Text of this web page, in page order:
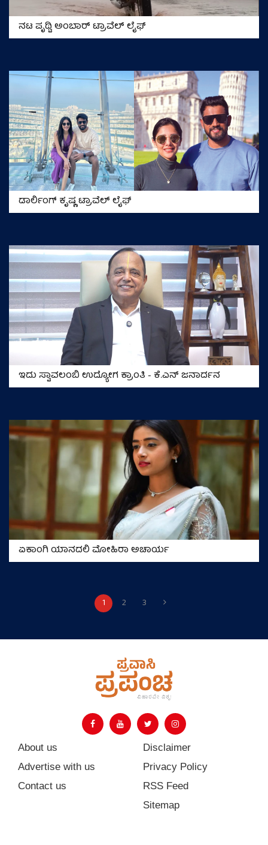
ನಟ ಪೃಥ್ವಿ ಅಂಬಾರ್‌ ಟ್ರಾವೆಲ್‌ ಲೈಫ್‌
ಡಾರ್ಲಿಂಗ್‌ ಕೃಷ್ಣ ಟ್ರಾವೆಲ್‌ ಲೈಫ್‌
ಇದು ಸ್ವಾವಲಂಬಿ ಉದ್ಯೋಗ ಕ್ರಾಂತಿ - ಕೆ.ಎನ್‌ ಜನಾರ್ದನ
ಏಕಾಂಗಿ ಯಾನದಲಿ ಮೋಹಿರಾ ಅಚಾರ್ಯ
1 2 3
About us
Advertise with us
Contact us
Disclaimer
Privacy Policy
RSS Feed
Sitemap